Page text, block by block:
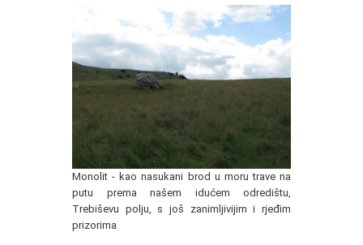
Monolit - kao nasukani brod u moru trave na
putu prema našem idućem odredištu,
Trebiševu polju, s još zanimljivijim i rjeđim
prizorima